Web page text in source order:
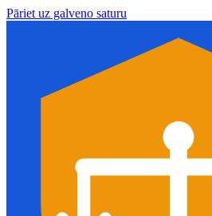
Pāriet uz galveno saturu